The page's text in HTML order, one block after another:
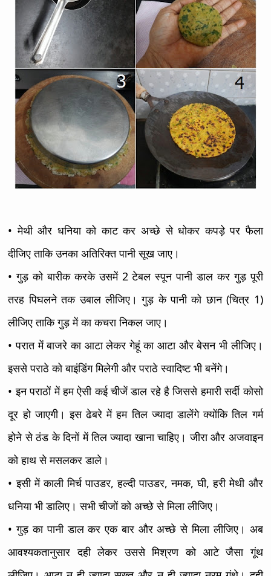
• मेथी और धनिया को काट कर अच्छे से धोकर कपड़े पर फैला
दीजिए ताकि उनका अतिरिक्त पानी सूख जाए।
• गुड़ को बारीक करके उसमें 2 टेबल स्पून पानी डाल कर गुड़ पूरी
तरह पिघलने तक उबाल लीजिए। गुड़ के पानी को छान (चित्र 1)
लीजिए ताकि गुड़ में का कचरा निकल जाए।
• परात में बाजरे का आटा लेकर गेहूं का आटा और बेसन भी लीजिए।
इससे पराठे को बाइंडिंग मिलेगी और पराठे स्वादिष्ट भी बनेंगे।
• इन पराठों में हम ऐसी कई चीजें डाल रहे है जिससे हमारी सर्दी कोसो
दूर हो जाएगी। इस ढेबरे में हम तिल ज्यादा डालेंगे क्योंकि तिल गर्म
होने से ठंड के दिनों में तिल ज्यादा खाना चाहिए। जीरा और अजवाइन
को हाथ से मसलकर डाले।
• इसी में काली मिर्च पाउडर, हल्दी पाउडर, नमक, घी, हरी मेथी और
धनिया भी डालिए। सभी चीजों को अच्छे से मिला लीजिए।
• गुड़ का पानी डाल कर एक बार और अच्छे से मिला लीजिए। अब
आवश्यकतानुसार दही लेकर उससे मिश्रण को आटे जैसा गूंथ